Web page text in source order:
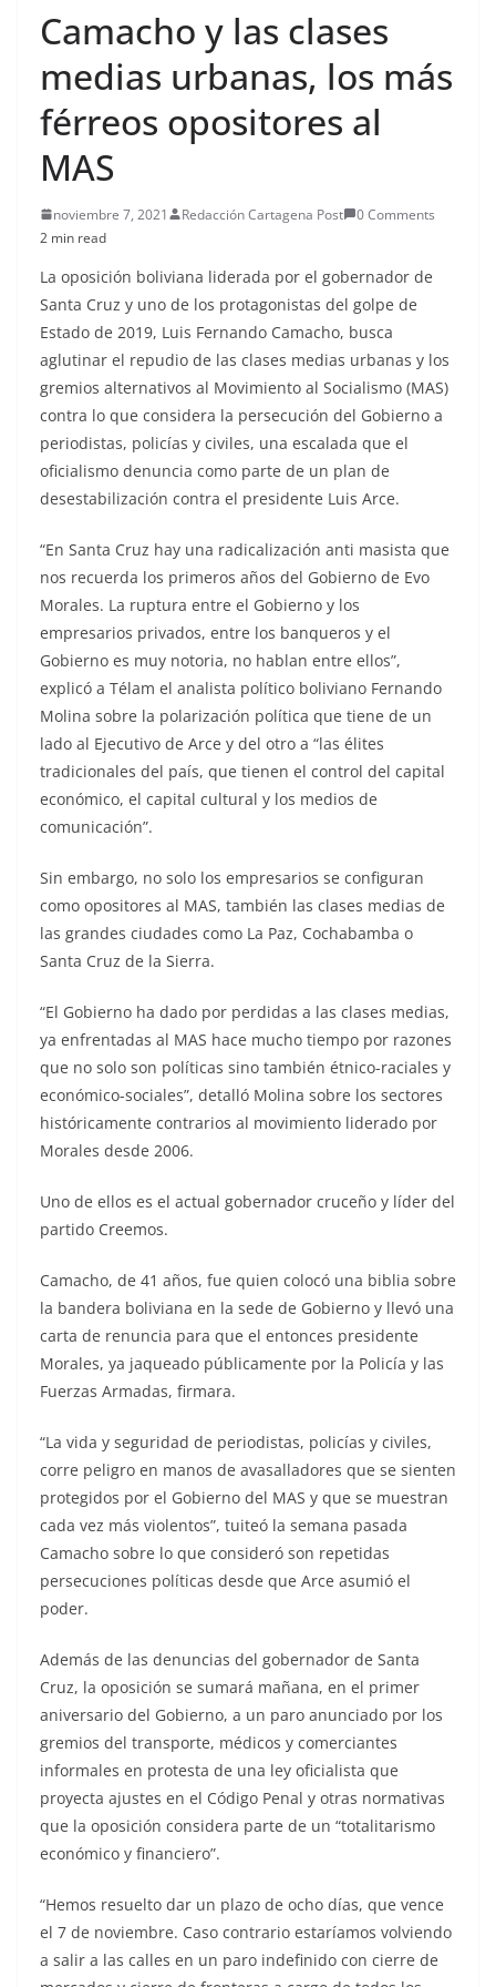
Camacho y las clases
medias urbanas, los más
férreos opositores al
MAS
noviembre 7, 2021 Redacción Cartagena Post
0 Comments
2 min read
La oposición boliviana liderada por el gobernador de
Santa Cruz y uno de los protagonistas del golpe de
Estado de 2019, Luis Fernando Camacho, busca
aglutinar el repudio de las clases medias urbanas y los
gremios alternativos al Movimiento al Socialismo (MAS)
contra lo que considera la persecución del Gobierno a
periodistas, policías y civiles, una escalada que el
oficialismo denuncia como parte de un plan de
desestabilización contra el presidente Luis Arce.
“En Santa Cruz hay una radicalización anti masista que
nos recuerda los primeros años del Gobierno de Evo
Morales. La ruptura entre el Gobierno y los
empresarios privados, entre los banqueros y el
Gobierno es muy notoria, no hablan entre ellos”,
explicó a Télam el analista político boliviano Fernando
Molina sobre la polarización política que tiene de un
lado al Ejecutivo de Arce y del otro a “las élites
tradicionales del país, que tienen el control del capital
económico, el capital cultural y los medios de
comunicación”.
Sin embargo, no solo los empresarios se configuran
como opositores al MAS, también las clases medias de
las grandes ciudades como La Paz, Cochabamba o
Santa Cruz de la Sierra.
“El Gobierno ha dado por perdidas a las clases medias,
ya enfrentadas al MAS hace mucho tiempo por razones
que no solo son políticas sino también étnico-raciales y
económico-sociales”, detalló Molina sobre los sectores
históricamente contrarios al movimiento liderado por
Morales desde 2006.
Uno de ellos es el actual gobernador cruceño y líder del
partido Creemos.
Camacho, de 41 años, fue quien colocó una biblia sobre
la bandera boliviana en la sede de Gobierno y llevó una
carta de renuncia para que el entonces presidente
Morales, ya jaqueado públicamente por la Policía y las
Fuerzas Armadas, firmara.
“La vida y seguridad de periodistas, policías y civiles,
corre peligro en manos de avasalladores que se sienten
protegidos por el Gobierno del MAS y que se muestran
cada vez más violentos”, tuiteó la semana pasada
Camacho sobre lo que consideró son repetidas
persecuciones políticas desde que Arce asumió el
poder.
Además de las denuncias del gobernador de Santa
Cruz, la oposición se sumará mañana, en el primer
aniversario del Gobierno, a un paro anunciado por los
gremios del transporte, médicos y comerciantes
informales en protesta de una ley oficialista que
proyecta ajustes en el Código Penal y otras normativas
que la oposición considera parte de un “totalitarismo
económico y financiero”.
“Hemos resuelto dar un plazo de ocho días, que vence
el 7 de noviembre. Caso contrario estaríamos volviendo
a salir a las calles en un paro indefinido con cierre de